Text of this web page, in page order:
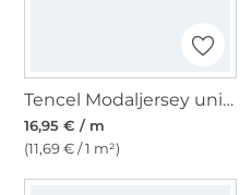
Tencel Modaljersey uni, schwarz
16,95 € / m
(11,69 € / 1 m²)